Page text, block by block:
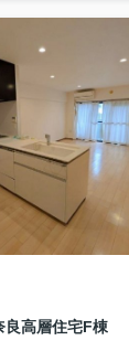
良高層住宅F棟